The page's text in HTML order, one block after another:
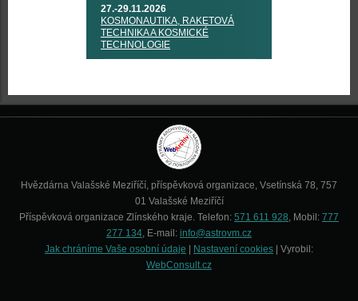
27.-29.11.2026
KOSMONAUTIKA, RAKETOVÁ
TECHNIKA A KOSMICKÉ
TECHNOLOGIE
Hvězdárna Valašské Meziříčí, příspěvková organizace, Vsetínská 78, 757
01 Valašské Meziříčí
Příspěvková organizace Zlínského kraje. Telefon: 571 611 928, Mobil: 777
277 134, E-mail: info@astrovm.cz
Jak chráníme Vaše osobní údaje
Nastavení cookies | Vyrobil:
WebConsult.cz